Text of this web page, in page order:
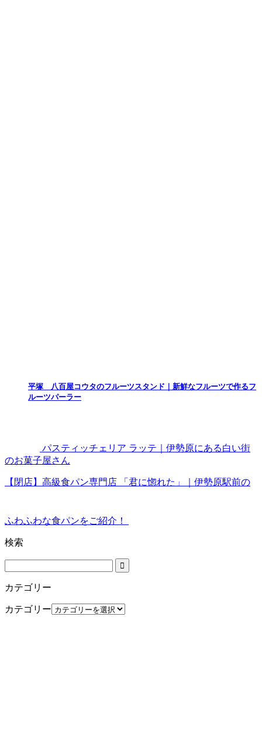
平塚 八百屋コウタのフルーツスタンド｜新鮮なフルーツで作るフ
ルーツパーラー
パスティッチェリア ラッテ｜伊勢原にある白い街
のお菓子屋さん
【閉店】高級食パン専門店 「君に惚れた」｜伊勢原駅前の
ふわふわな食パンをご紹介！
検索
カテゴリー
カテゴリー